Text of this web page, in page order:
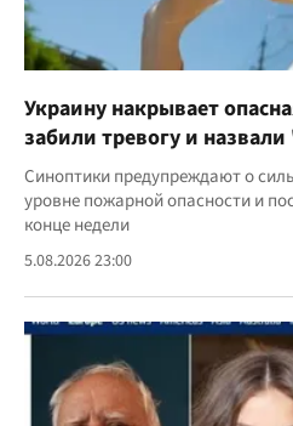
Украину накрывает
забили тревогу и
Синоптики предупреждают о
уровне пожарной опасности и
конце недели
5.08.2026 23:00